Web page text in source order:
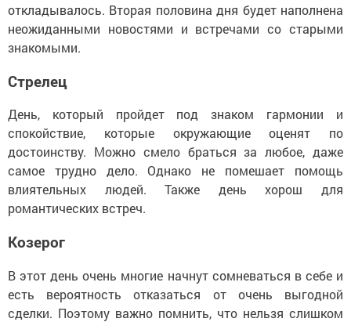
откладывалось. Вторая половина дня будет наполнена
неожиданными новостями и встречами со старыми
знакомыми.
Стрелец
День, который пройдет под знаком гармонии и
спокойствие, которые окружающие оценят по
достоинству. Можно смело браться за любое, даже
самое трудно дело. Однако не помешает помощь
влиятельных людей. Также день хорош для
романтических встреч.
Козерог
В этот день очень многие начнут сомневаться в себе и
есть вероятность отказаться от очень выгодной
сделки. Поэтому важно помнить, что нельзя слишком